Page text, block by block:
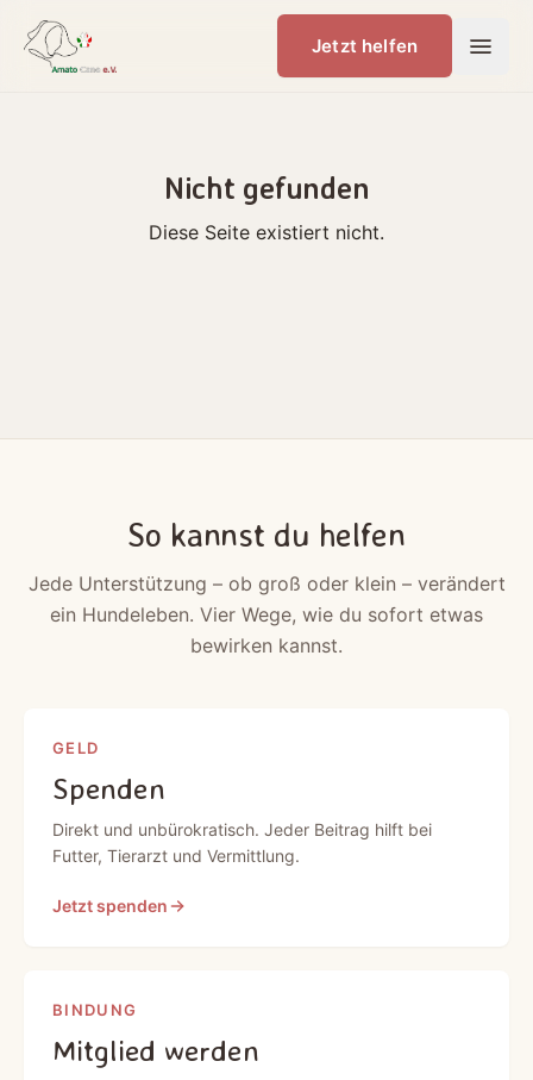
Jetzt helfen
Nicht gefunden
Diese Seite existiert nicht.
So kannst du helfen
Jede Unterstützung – ob groß oder klein – verändert
ein Hundeleben. Vier Wege, wie du sofort etwas
bewirken kannst.
GELD
Spenden
Direkt und unbürokratisch. Jeder Beitrag hilft bei
Futter, Tierarzt und Vermittlung.
Jetzt spenden
BINDUNG
Mitglied werden